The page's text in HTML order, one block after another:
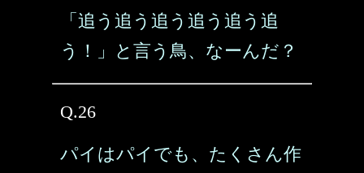
「追う追う追う追う追う追
う！」と言う鳥、なーんだ？
Q.26
パイはパイでも、たくさん作